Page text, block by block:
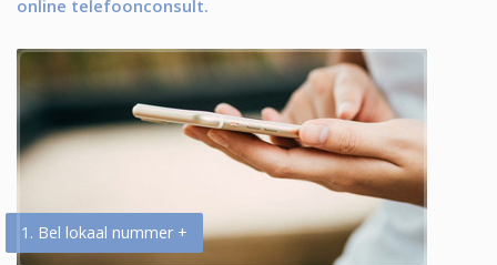
online telefoonconsult.
1. Bel lokaal nummer +